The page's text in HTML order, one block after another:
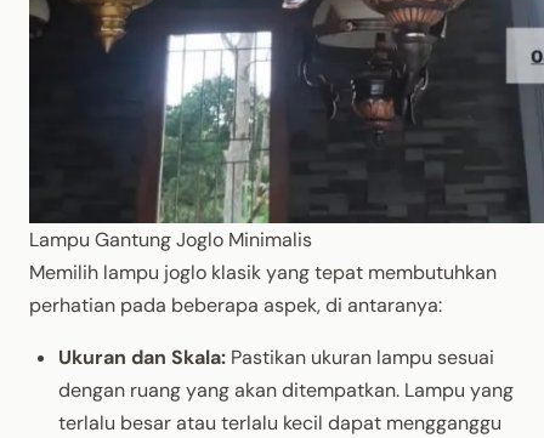
Lampu Gantung Joglo Minimalis
Memilih lampu joglo klasik yang tepat membutuhkan
perhatian pada beberapa aspek, di antaranya:
Ukuran dan Skala: Pastikan ukuran lampu sesuai
dengan ruang yang akan ditempatkan. Lampu yang
terlalu besar atau terlalu kecil dapat mengganggu